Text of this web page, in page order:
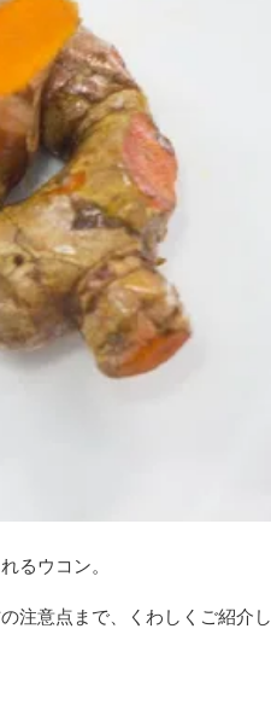
るウコン。
注意点まで、くわしくご紹介し